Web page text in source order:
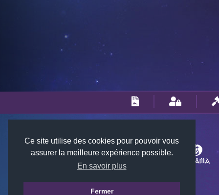
Ce site utilise des cookies pour pouvoir vous
assurer la meilleure expérience possible.
En savoir plus
Fermer